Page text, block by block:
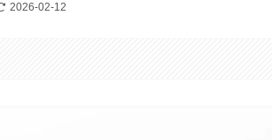
2026-02-12